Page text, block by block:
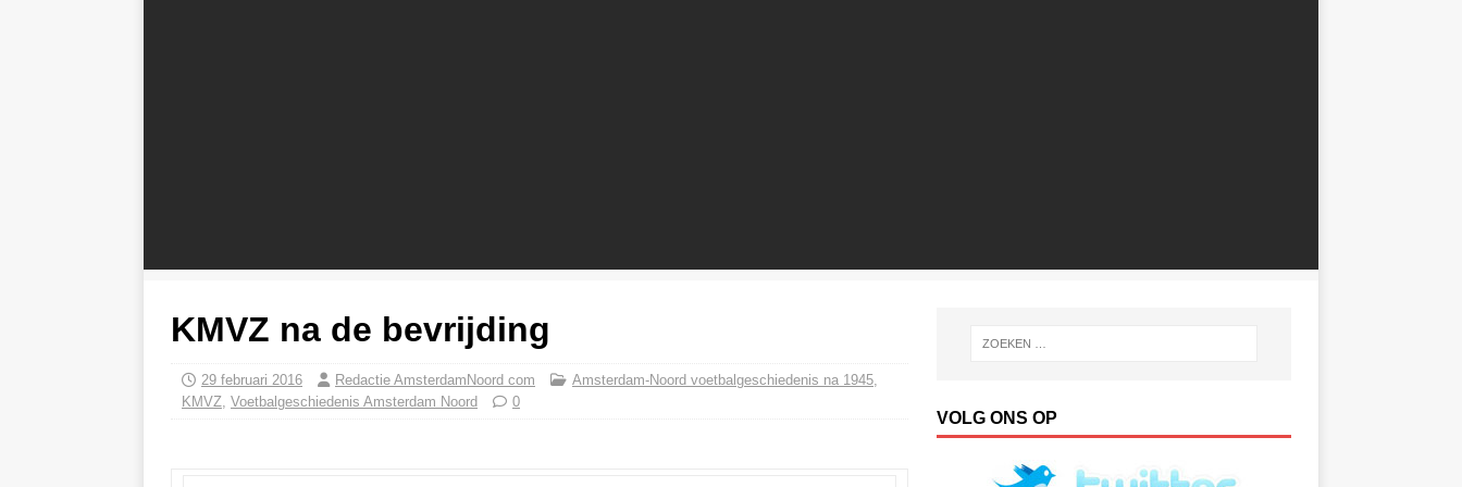
KMVZ na de bevrijding
29 februari 2016 Redactie AmsterdamNoord com Amsterdam-Noord voetbalgeschiedenis na 1945,
KMVZ, Voetbalgeschiedenis Amsterdam Noord 0
VOLG ONS OP